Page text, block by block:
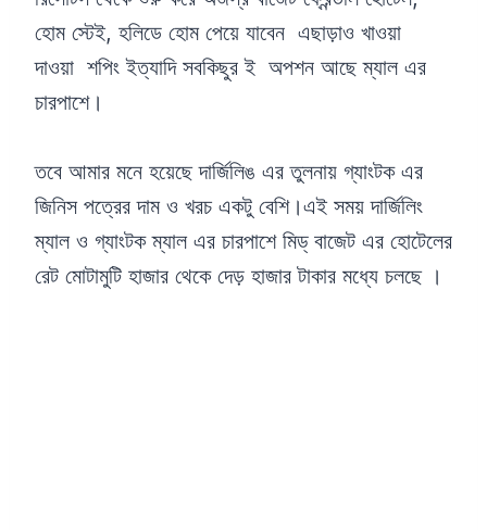
হোম স্টেই, হলিডে হোম পেয়ে যাবেন এছাড়াও খাওয়া
দাওয়া শপিং ইত্যাদি সবকিছুর ই অপশন আছে ম্যাল এর
চারপাশে।
তবে আমার মনে হয়েছে দার্জিলিঙ এর তুলনায় গ্যাংটক এর
জিনিস পত্রের দাম ও খরচ একটু বেশি।এই সময় দার্জিলিং
ম্যাল ও গ্যাংটক ম্যাল এর চারপাশে মিড্ বাজেট এর হোটেলের
রেট মোটামুটি হাজার থেকে দেড় হাজার টাকার মধ্যে চলছে ।